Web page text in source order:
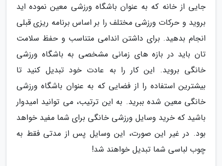
جایی از خانه که به عنوان باشگاه ورزشی معین نموده اید
بروید و حرکات ورزشی مختلف را بر اساس برنامه ریزی قبلی
انجام بدهید. برای داشتن اندامی متناسب و حفظ سلامت
تان باید در بازه های زمانی مشخصی به باشگاه ورزشی
خانگی بروید. این کار را به عادت خود تبدیل کنید تا
بیشترین استفاده را از فضایی که به عنوان باشگاه ورزشی
خانگی معین شده ببرید. به این ترتیب، می توانید امیدوار
باشید که خرید وسایل ورزشی خانگی برای شما مفید خواهد
بود. در غیر این صورت، این وسایل پس از مدتی فقط به
چوب لباسی شما تبدیل خواهند شد!